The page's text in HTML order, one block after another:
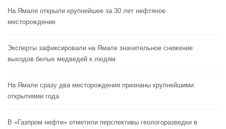
На Ямале открыли крупнейшее за 30 лет нефтяное
месторождение
Эксперты зафиксировали на Ямале значительное снижение
выходов белых медведей к людям
На Ямале сразу два месторождения признаны крупнейшими
открытиями года
В «Газпром нефти» отметили перспективы геологоразведки в